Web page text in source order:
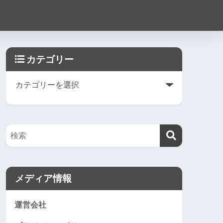
カテゴリー
メディア情報
運営会社